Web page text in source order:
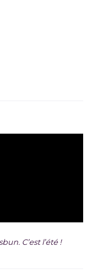
C’est l’été !